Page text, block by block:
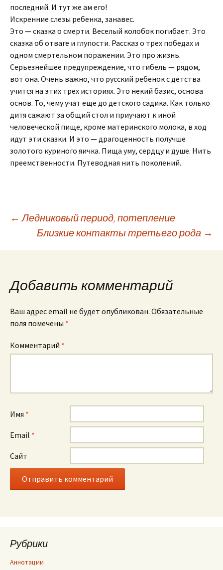
последний. И тут же ам его!
Искренние слезы ребенка, занавес.
Это — сказка о смерти. Веселый колобок погибает. Это
сказка об отваге и глупости. Рассказ о трех победах и
одном смертельном поражении. Это про жизнь.
Серьезнейшее предупреждение, что гибель — рядом,
вот она. Очень важно, что русский ребенок с детства
учится на этих трех историях. Это некий базис, основа
основ. То, чему учат еще до детского садика. Как только
дитя сажают за общий стол и приучают к иной
человеческой пище, кроме материнского молока, в ход
идут эти сказки. И это — драгоценность получше
золотого куриного яичка. Пища уму, сердцу и душе. Нить
преемственности. Путеводная нить поколений.
Навигация
по
записям
← Ледниковый период, потепление
Близкие контакты третьего рода →
Добавить комментарий
Ваш адрес email не будет опубликован. Обязательные
поля помечены *
Комментарий *
Имя *
Email *
Сайт
Рубрики
Аннотации